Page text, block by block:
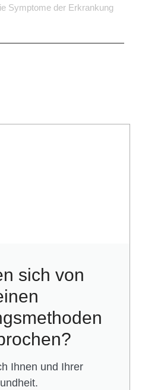
Symptome der Erkrankung
sich von
Ihnen und Ihrer